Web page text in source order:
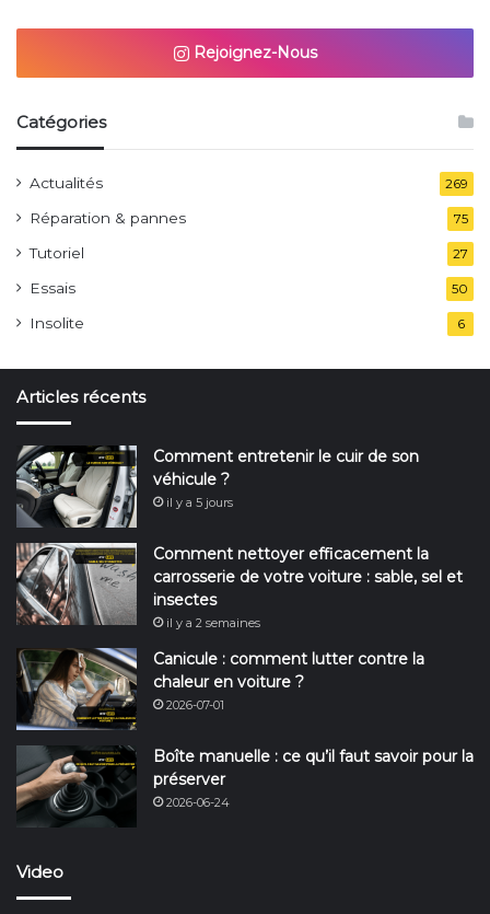
Rejoignez-Nous
Catégories
Actualités 269
Réparation & pannes 75
Tutoriel 27
Essais 50
Insolite 6
Articles récents
Comment entretenir le cuir de son
véhicule ?
il y a 5 jours
Comment nettoyer efficacement la
carrosserie de votre voiture : sable, sel et
insectes
il y a 2 semaines
Canicule : comment lutter contre la
chaleur en voiture ?
2026-07-01
Boîte manuelle : ce qu’il faut savoir pour la
préserver
2026-06-24
Video